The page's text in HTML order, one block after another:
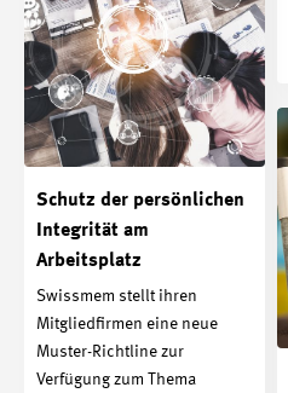
Schutz der persönlichen
Integrität am
Arbeitsplatz
Swissmem stellt ihren
Mitgliedfirmen eine neue
Muster-Richtline zur
Verfügung zum Thema